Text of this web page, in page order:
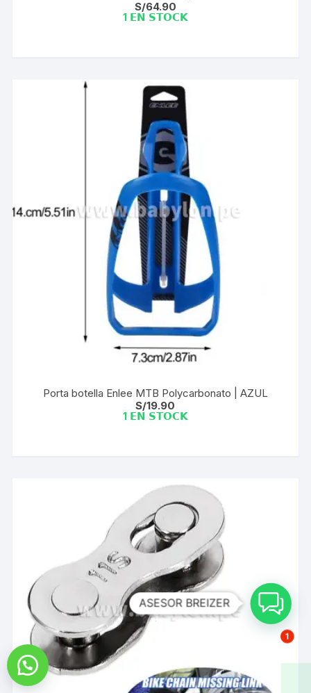
S/64.90
1 𝗘𝗡 𝗦𝗧𝗢𝗖𝗞
Porta botella Enlee MTB Polycarbonato | AZUL
S/19.90
1 𝗘𝗡 𝗦𝗧𝗢𝗖𝗞
ASESOR BREIZER
1